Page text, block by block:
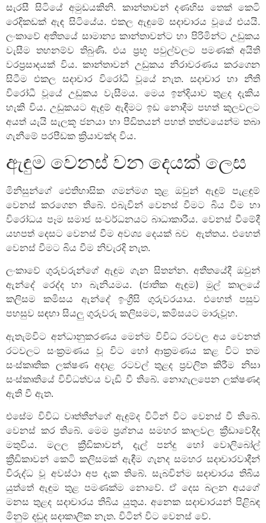
සැරසී සිටියේ අමුඩයකිනි. කාන්තාවන් දණහිස තෙක් කෙටි
රෙදිකඩක් ඇඳ සිටියේය. එකල ඇඳුමේ සදාචාරය වූයේ එයයි.
ලංකාවේ අතීතයේ සාමාන්‍ය කාන්තාවන්ට හා පිරිමින්ට උඩුකය
වැසීම තහනම්ව තිබුණි. එය ප්‍රභූ පවුල්වලට පමණක් අයිති
වරප්‍රසාදයක් විය. කාන්තාවන් උඩුකය නිරාවරණය කරගෙන
සිටීම එකල සදාචාර විරෝධී වූයේ නැත. සදාචාර හා නීති
විරෝධී වූයේ උඩුකය වැසීමය. මෙය ඉන්දියාව තුළද දැකිය
හැකි විය. උඩුකයට ඇඳුම් ඇඳීමට ඉඩ නොදීම පහත් කුලවලට
අයත් යැයි සැලකූ ජනයා හා පීඩිතයන් පහත් තත්වයෙන්ම තබා
ගැනීමේ පරපීඩක ක්‍රියාවක්ද විය.
ඇඳුම වෙනස් වන දෙයක් ලෙස
මිනිසුන්ගේ ඓතිහාසික ගමන්මග තුළ ඔවුන් ඇඳුම් පැළඳුම්
වෙනස් කරගෙන තිබේ. එබැවින් වෙනස් වීමට බිය වීම හා
විරෝධය පෑම සමාජ සංවර්ධනයට බාධාකාරීය. වෙනස් වීමේදී
යහපත් දෙසට වෙනස් වීම අවශ්‍ය දෙයක් බව ඇත්තය. එහෙත්
වෙනස් වීමට බිය වීම නිවැරදි නැත.
ලංකාවේ ගුරුවරුන්ගේ ඇඳුම ගැන සිතන්න. අතීතයේදී ඔවුන්
ඇන්දේ රෙද්ද හා බැනියමය. (ජාතික ඇඳුම) මුල් කාලයේ
කලිසම කමිසය ඇන්දේ ඉංග්‍රීසි ගුරුවරයාය. එහෙත් පසුව
පහසුව සඳහා සියලු ගුරුවරු කලිසමට, කමිසයට මාරුවූහ.
ඇතැම්විට අන්ධානුකරණය මෙන්ම විවිධ රටවල අය වෙනත්
රටවලට සංක්‍රමණය වූ විට හෝ ආක්‍රමණය කළ විට තම
සංස්කෘතික ලක්ෂණ අදාළ රටවල් තුළද ප්‍රචලිත කිරීම නිසා
සංස්කෘතියේ විවිධත්වය වැඩි වී තිබේ. නොගැලපෙන ලක්ෂණද
ඇති වී ඇත.
එසේම විවිධ වෘත්තීන්ගේ ඇඳුම්ද විටින් විට වෙනස් වී තිබේ.
වෙනස් කර තිබේ. මෙම ප්‍රශ්නය සමහර කාලවල ක්‍රීඩාවේදීද
මතුවිය. මලල ක්‍රීඩිකාවන්, දැල් පන්දු හෝ වොලිබෝල්
ක්‍රීඩිකාවන් කෙටි කලිසමක් ඇඳීම ගැනද සමහර සදාචාරවාදීන්
විරුද්ධ වූ අවස්ථා අප දැක තිබේ. සැබවින්ම සදාචාරය තිබිය
යුත්තේ ඇඳුම තුළ පමණක්ම නොවේ. ඒ දෙස බලන අයගේ
මනස තුළද සදාචාරය තිබිය යුතුය. අනෙක සදාචාරයන් පිළිබඳ
මිනුම් දඬුද සදාකාලික නැත. විටින් විට වෙනස් වේ.